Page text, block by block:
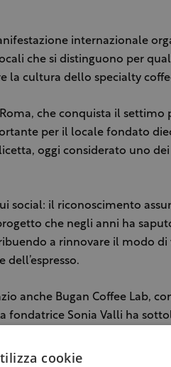
internazionale
che si distinguono per
la cultura dello specialty
che conquista il settimo
per il locale fondato
oggi considerato uno
social: il riconoscimento
che negli anni ha
a rinnovare il modo di
anche Bugan Coffee Lab,
fondatrice Sonia Valli ha
di avvicinare il
cookie